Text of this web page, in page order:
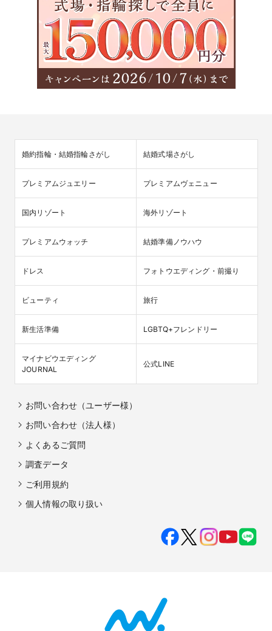
婚約指輪・結婚指輪さがし 結婚式場さがし
プレミアムジュエリー プレミアムヴェニュー
国内リゾート 海外リゾート
プレミアムウォッチ 結婚準備ノウハウ
ドレス フォトウエディング・前撮り
ビューティ 旅行
新生活準備 LGBTQ+フレンドリー
マイナビウエディング
JOURNAL
公式LINE
お問い合わせ（ユーザー様）
お問い合わせ（法人様）
よくあるご質問
調査データ
ご利用規約
個人情報の取り扱い